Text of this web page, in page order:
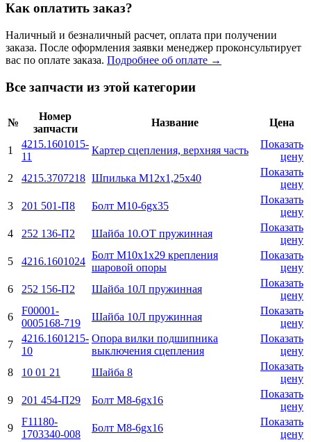
Как оплатить заказ?
Наличный и безналичный расчет, оплата при получении
заказа. После оформления заявки менеджер проконсультирует
вас по оплате заказа. Подробнее об оплате →
Все запчасти из этой категории
№
Номер
запчасти
Название Цена
1
4215.1601015-
11
Картер сцепления, верхняя часть
Показать
цену
2
4215.3707218 Шпилька М12х1,25х40
Показать
цену
3
201 501-П8 Болт M10-6gx35
Показать
цену
4
252 136-П2 Шайба 10.ОТ пружинная
Показать
цену
5
4216.1601024
Болт М10х1х29 крепления
шаровой опоры
Показать
цену
6
252 156-П2 Шайба 10Л пружинная
Показать
цену
6
F00001-
0005168-719
Шайба 10Л пружинная
Показать
цену
7
4216.1601215-
10
Опора вилки подшипника
выключения сцепления
Показать
цену
8
10 01 21 Шайба 8
Показать
цену
9
201 454-П29 Болт М8-6gx16
Показать
цену
9
F11180-
1703340-008
Болт М8-6gx16
Показать
цену